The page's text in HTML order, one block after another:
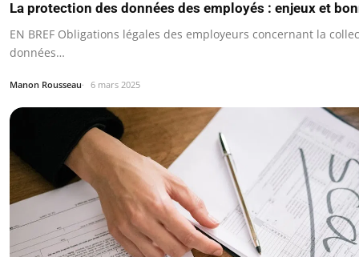
La protection des données des employés : enjeux et
EN BREF Obligations légales des employeurs concernant la
données…
Manon Rousseau 6 mars 2025